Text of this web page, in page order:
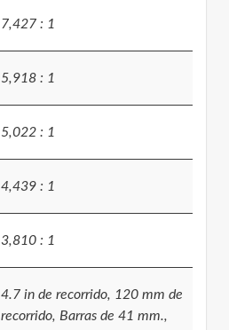
7,427 : 1
5,918 : 1
5,022 : 1
4,439 : 1
3,810 : 1
4.7 in de recorrido, 120 mm de
recorrido, Barras de 41 mm.,